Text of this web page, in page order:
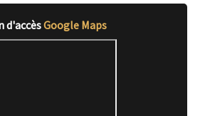
d'accèsGoogle Maps